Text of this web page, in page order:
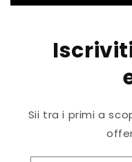
Sii tra i primi a